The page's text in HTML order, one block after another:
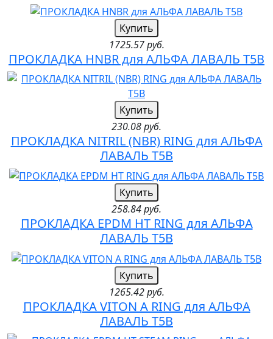
Купить
1725.57 руб.
ПРОКЛАДКА HNBR для АЛЬФА ЛАВАЛЬ T5B
Купить
230.08 руб.
ПРОКЛАДКА NITRIL (NBR) RING для АЛЬФА
ЛАВАЛЬ T5B
Купить
258.84 руб.
ПРОКЛАДКА EPDM HT RING для АЛЬФА
ЛАВАЛЬ T5B
Купить
1265.42 руб.
ПРОКЛАДКА VITON A RING для АЛЬФА
ЛАВАЛЬ T5B